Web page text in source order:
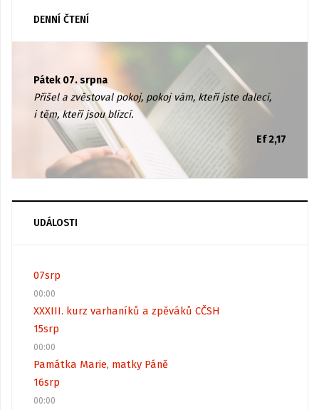
DENNÍ ČTENÍ
Pátek 07. srpna
Přišel a zvěstoval pokoj, pokoj vám, kteří jste dalecí,
i těm, kteří jsou blízcí.
Ef 2,17
UDÁLOSTI
07srp
00:00
XXXIII. kurz varhaníků a zpěváků CČSH
15srp
00:00
Památka Marie, matky Páně
16srp
00:00